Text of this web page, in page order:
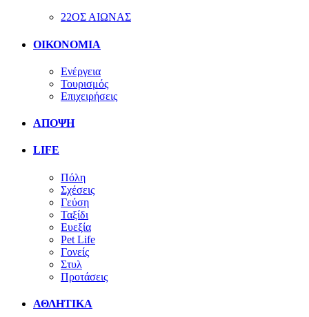
22ΟΣ ΑΙΩΝΑΣ
ΟΙΚΟΝΟΜΙΑ
Ενέργεια
Τουρισμός
Επιχειρήσεις
ΑΠΟΨΗ
LIFE
Πόλη
Σχέσεις
Γεύση
Ταξίδι
Ευεξία
Pet Life
Γονείς
Στυλ
Προτάσεις
ΑΘΛΗΤΙΚΑ